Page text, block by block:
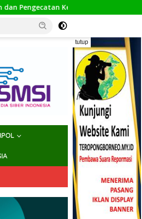
Bappeda Kaltim Evaluasi
tutup